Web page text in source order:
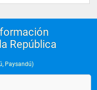
República
Paysandú)